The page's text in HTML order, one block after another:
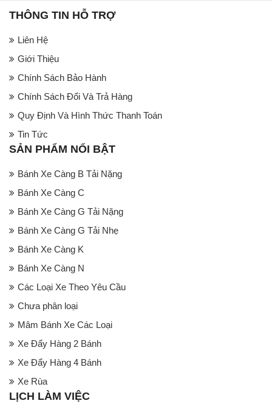
THÔNG TIN HỖ TRỢ
Liên Hệ
Giới Thiệu
Chính Sách Bảo Hành
Chính Sách Đổi Và Trả Hàng
Quy Định Và Hình Thức Thanh Toán
Tin Tức
SẢN PHẨM NỔI BẬT
Bánh Xe Càng B Tải Nặng
Bánh Xe Càng C
Bánh Xe Càng G Tải Nặng
Bánh Xe Càng G Tải Nhẹ
Bánh Xe Càng K
Bánh Xe Càng N
Các Loại Xe Theo Yêu Cầu
Chưa phân loại
Mâm Bánh Xe Các Loại
Xe Đẩy Hàng 2 Bánh
Xe Đẩy Hàng 4 Bánh
Xe Rùa
LỊCH LÀM VIỆC